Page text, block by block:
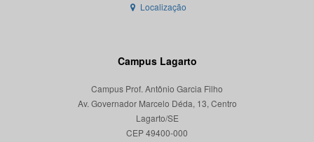
Localização
Campus Lagarto
Campus Prof. Antônio Garcia Filho
Av. Governador Marcelo Déda, 13, Centro
Lagarto/SE
CEP 49400-000